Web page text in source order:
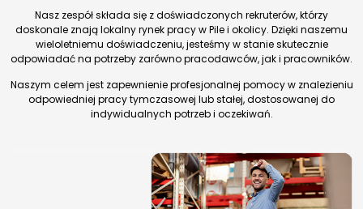
Nasz zespół składa się z doświadczonych rekruterów, którzy
doskonale znają lokalny rynek pracy w Pile i okolicy. Dzięki naszemu
wieloletniemu doświadczeniu, jesteśmy w stanie skutecznie
odpowiadać na potrzeby zarówno pracodawców, jak i pracowników.
Naszym celem jest zapewnienie profesjonalnej pomocy w znalezieniu
odpowiedniej pracy tymczasowej lub stałej, dostosowanej do
indywidualnych potrzeb i oczekiwań.